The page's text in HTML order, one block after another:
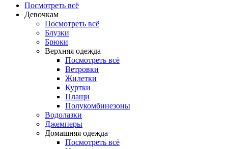
Посмотреть всё
Девочкам
Посмотреть всё
Блузки
Брюки
Верхняя одежда
Посмотреть всё
Ветровки
Жилетки
Куртки
Плащи
Полукомбинезоны
Водолазки
Джемперы
Домашняя одежда
Посмотреть всё